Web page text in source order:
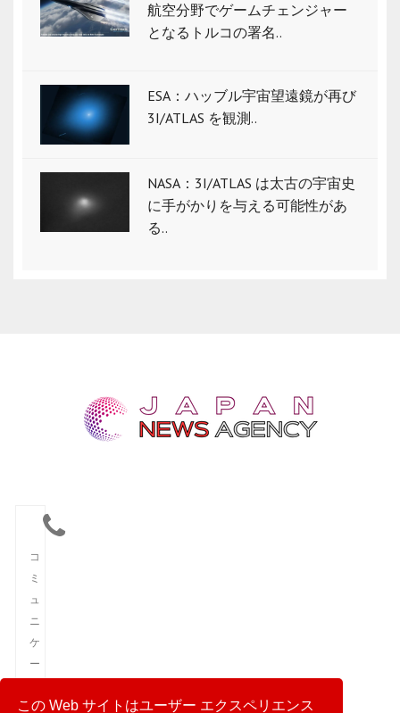
この Web サイトはユーザー エクスペリエンス
航空分野でゲームチェンジャー
となるトルコの署名..
ESA：ハッブル宇宙望遠鏡が再び
3I/ATLAS を観測..
NASA：3I/ATLAS は太古の宇宙史
に手がかりを与える可能性があ
る..
コ
ミ
ュ
ニ
ケ
ー
ョ